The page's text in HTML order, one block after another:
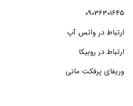
09036301645
ارتباط در واتس آپ
ارتباط در روبیکا
وریفای پرفکت مانی